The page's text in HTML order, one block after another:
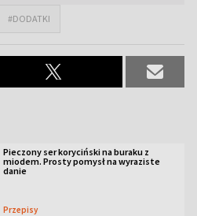
#DODATKI
Pieczony ser koryciński na buraku z
miodem. Prosty pomysł na wyraziste
danie
Przepisy